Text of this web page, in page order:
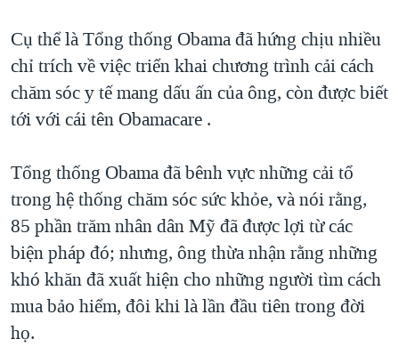
Cụ thể là Tổng thống Obama đã hứng chịu nhiều
chỉ trích về việc triển khai chương trình cải cách
chăm sóc y tế mang dấu ấn của ông, còn được biết
tới với cái tên Obamacare .
Tổng thống Obama đã bênh vực những cải tổ
trong hệ thống chăm sóc sức khỏe, và nói rằng,
85 phần trăm nhân dân Mỹ đã được lợi từ các
biện pháp đó; nhưng, ông thừa nhận rằng những
khó khăn đã xuất hiện cho những người tìm cách
mua bảo hiểm, đôi khi là lần đầu tiên trong đời
họ.